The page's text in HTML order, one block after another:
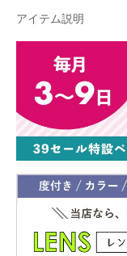
アイテム説明